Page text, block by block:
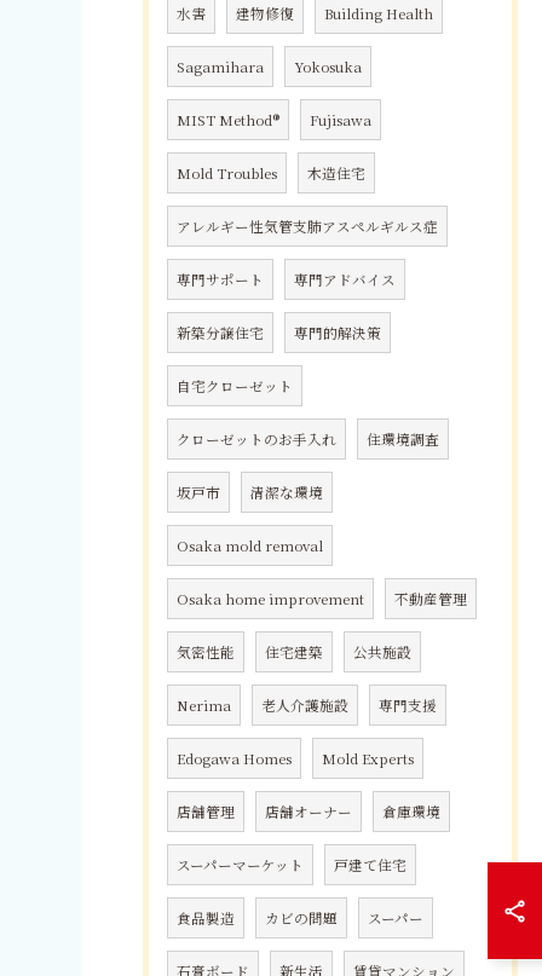
水害 建物修復 Building Health
Sagamihara Yokosuka
MIST Method® Fujisawa
Mold Troubles 木造住宅
アレルギー性気管支肺アスペルギルス症
専門サポート 専門アドバイス
新築分譲住宅 専門的解決策
自宅クローゼット
クローゼットのお手入れ 住環境調査
坂戸市 清潔な環境
Osaka mold removal
Osaka home improvement 不動産管理
気密性能 住宅建築 公共施設
Nerima 老人介護施設 専門支援
Edogawa Homes Mold Experts
店舗管理 店舗オーナー 倉庫環境
スーパーマーケット 戸建て住宅
食品製造 カビの問題 スーパー
石膏ボード 新生活 賃貸マンション